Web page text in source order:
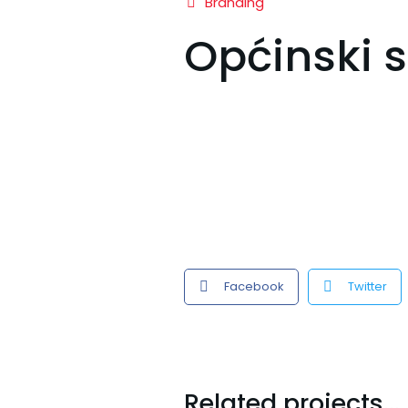
Općinski
Facebook Twitter